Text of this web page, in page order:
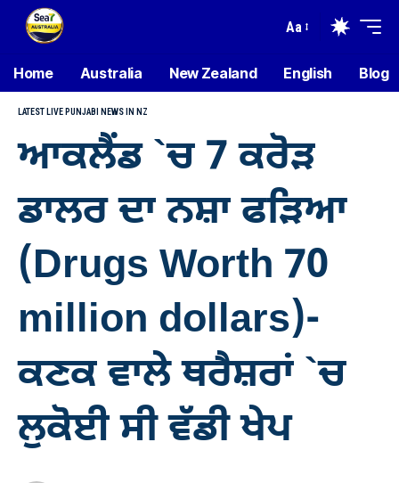
Aa
Home Australia New Zealand English Blog
LATEST LIVE PUNJABI NEWS IN NZ
ਆਕਲੈਂਡ `ਚ 7 ਕਰੋੜ
ਡਾਲਰ ਦਾ ਨਸ਼ਾ ਫੜਿਆ
(Drugs Worth 70
million dollars)-
ਕਣਕ ਵਾਲੇ ਥਰੈਸ਼ਰਾਂ `ਚ
ਲੁਕੋਈ ਸੀ ਵੱਡੀ ਖੇਪ